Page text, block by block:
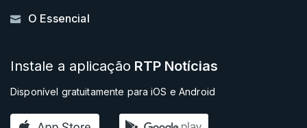
O Essencial
Instale a aplicação RTP Notícias
Disponível gratuitamente para iOS e Android